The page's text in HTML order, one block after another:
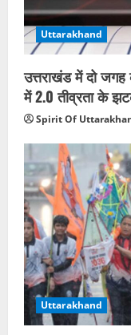
Uttarakhand
उत्तराखंड में दो जगह
में 2.0 तीव्रता के
Spirit Of
Uttarakhand